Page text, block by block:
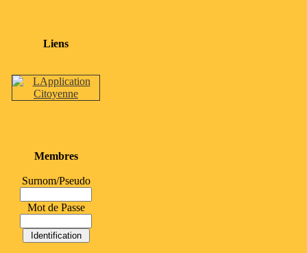
Liens
Membres
Surnom/Pseudo
Mot de Passe